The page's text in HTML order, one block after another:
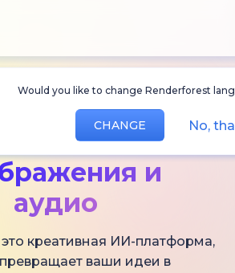
Would you like to change Renderforest
CHANGE No,
ИИ-
видео,
и
аудио
креативная ИИ-платформа,
ваши идеи в